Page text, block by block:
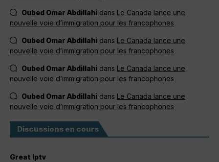
Oubed Omar Abdillahi dans Le Canada lance une
nouvelle voie d’immigration pour les francophones
Oubed Omar Abdillahi dans Le Canada lance une
nouvelle voie d’immigration pour les francophones
Oubed Omar Abdillahi dans Le Canada lance une
nouvelle voie d’immigration pour les francophones
Oubed Omar Abdillahi dans Le Canada lance une
nouvelle voie d’immigration pour les francophones
Discussions en cours
Great Iptv